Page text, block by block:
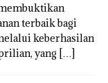
terbaik bagi
keberhasilan
yang […]